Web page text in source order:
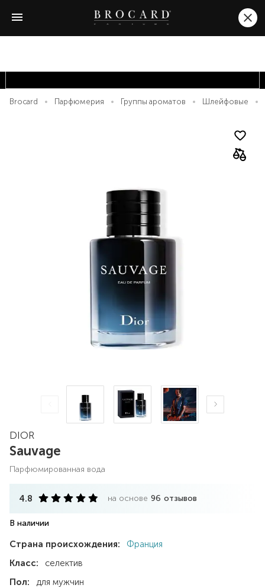
Brocard Парфюмерия Группы ароматов Шлейфовые
DIOR
Sauvage
парфюмированная вода
4.8 на основе 96 отзывов
В наличии
Страна происхождения:
Франция
Класс:
селектив
Пол:
для мужчин